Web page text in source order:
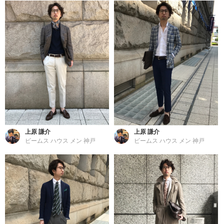
上原 謙介
ビームス ハウス メン 神戸
上原 謙介
ビームス ハウス メン 神戸